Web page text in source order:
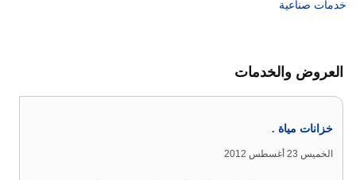
خدمات صناعية
العروض والخدمات
خزانات مياة .
الخميس 23 أغسطس 2012